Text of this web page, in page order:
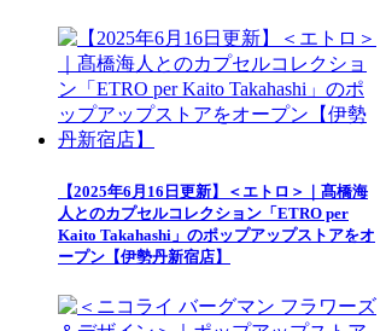
【2025年6月16日更新】＜エトロ＞｜髙橋海
人とのカプセルコレクション「ETRO per
Kaito Takahashi」のポップアップストアをオ
ープン【伊勢丹新宿店】